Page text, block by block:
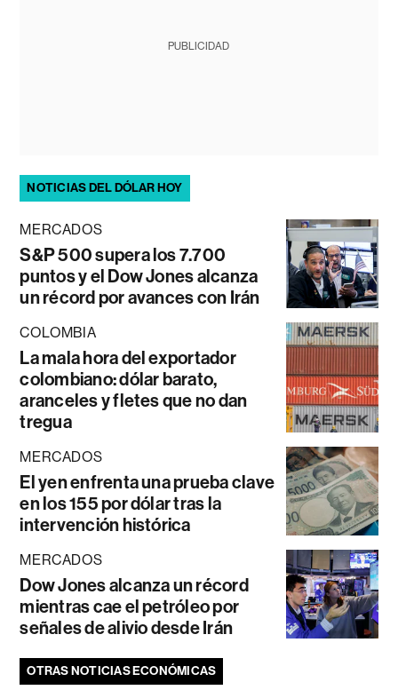
PUBLICIDAD
NOTICIAS DEL DÓLAR HOY
MERCADOS
S&P 500 supera los 7.700
puntos y el Dow Jones alcanza
un récord por avances con Irán
COLOMBIA
La mala hora del exportador
colombiano: dólar barato,
aranceles y fletes que no dan
tregua
MERCADOS
El yen enfrenta una prueba clave
en los 155 por dólar tras la
intervención histórica
MERCADOS
Dow Jones alcanza un récord
mientras cae el petróleo por
señales de alivio desde Irán
OTRAS NOTICIAS ECONÓMICAS